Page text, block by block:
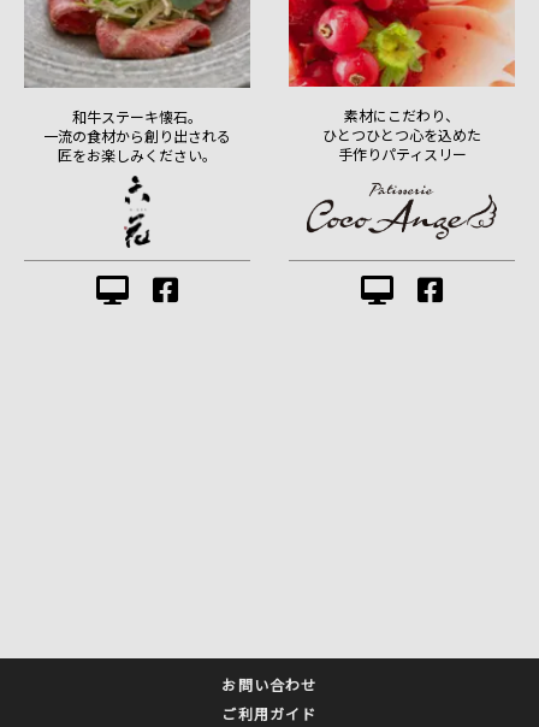
和牛ステーキ懐石。
一流の食材から創り出される
匠をお楽しみください。
素材にこだわり、
ひとつひとつ心を込めた
手作りパティスリー
お問い合わせ
ご利用ガイド